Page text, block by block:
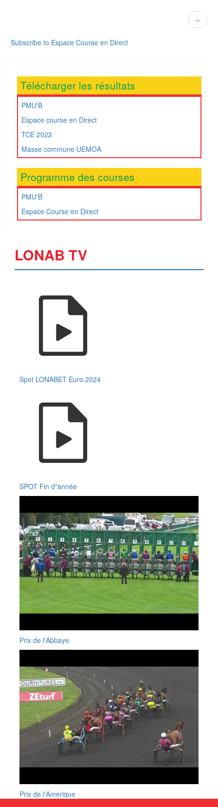
17
R1
Next
page
››
Subscribe to Espace Course en Direct
Télécharger les résultats
PMU'B
Espace course en Direct
TCE 2022
Masse commune UEMOA
Programme des courses
PMU'B
Espace Course en Direct
LONAB TV
Spot LONABET Euro 2024
SPOT Fin d"année
Prix de l'Abbaye
Prix de l'Amerique